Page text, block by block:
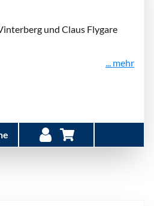
und Claus Flygare
... mehr